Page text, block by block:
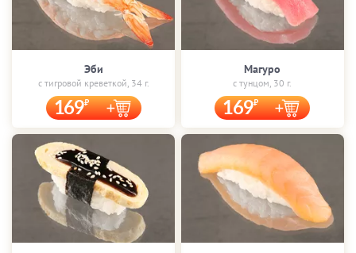
Эби
с тигровой креветкой, 34 г.
169
Магуро
с тунцом, 30 г.
169